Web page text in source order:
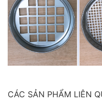
CHỐT ĐO CO
CÁC SẢN PHẨM LIÊN